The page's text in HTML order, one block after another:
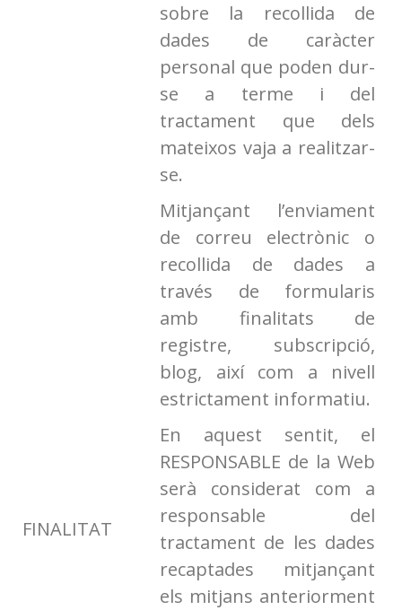
FINALITAT
sobre la recollida de
dades de caràcter
personal que poden dur-
se a terme i del
tractament que dels
mateixos vaja a realitzar-
se.
Mitjançant l’enviament
de correu electrònic o
recollida de dades a
través de formularis
amb finalitats de
registre, subscripció,
blog, així com a nivell
estrictament informatiu.
En aquest sentit, el
RESPONSABLE de la Web
serà considerat com a
responsable del
tractament de les dades
recaptades mitjançant
els mitjans anteriorment